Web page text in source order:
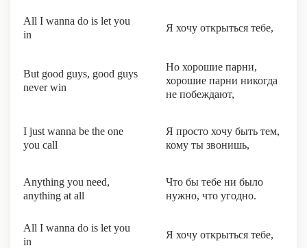
All I wanna do is let you
in
Я хочу открыться тебе,
But good guys, good guys
never win
Но хорошие парни,
хорошие парни никогда
не побеждают,
I just wanna be the one
you call
Я просто хочу быть тем,
кому ты звонишь,
Anything you need,
anything at all
Что бы тебе ни было
нужно, что угодно.
All I wanna do is let you
in
Я хочу открыться тебе,